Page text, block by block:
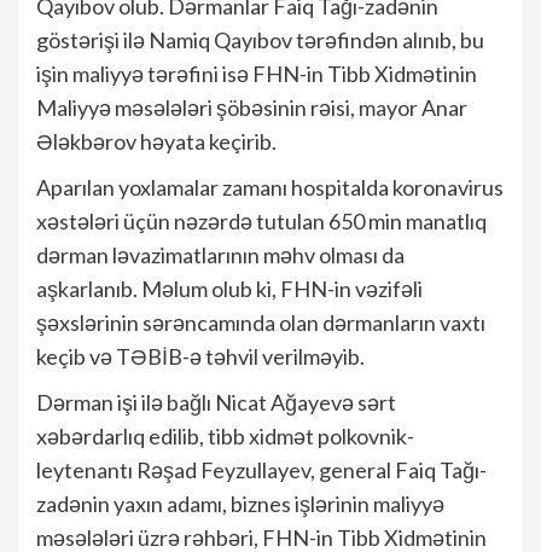
Qayıbov olub. Dərmanlar Faiq Tağı-zadənin
göstərişi ilə Namiq Qayıbov tərəfindən alınıb, bu
işin maliyyə tərəfini isə FHN-in Tibb Xidmətinin
Maliyyə məsələləri şöbəsinin rəisi, mayor Anar
Ələkbərov həyata keçirib.
Aparılan yoxlamalar zamanı hospitalda koronavirus
xəstələri üçün nəzərdə tutulan 650 min manatlıq
dərman ləvazimatlarının məhv olması da
aşkarlanıb. Məlum olub ki, FHN-in vəzifəli
şəxslərinin sərəncamında olan dərmanların vaxtı
keçib və TƏBİB-ə təhvil verilməyib.
Dərman işi ilə bağlı Nicat Ağayevə sərt
xəbərdarlıq edilib, tibb xidmət polkovnik-
leytenantı Rəşad Feyzullayev, general Faiq Tağı-
zadənin yaxın adamı, biznes işlərinin maliyyə
məsələləri üzrə rəhbəri, FHN-in Tibb Xidmətinin